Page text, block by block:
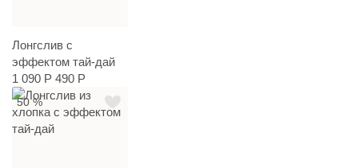
Лонгслив с
эффектом тай-дай
1 090 Р 490 Р
50 %